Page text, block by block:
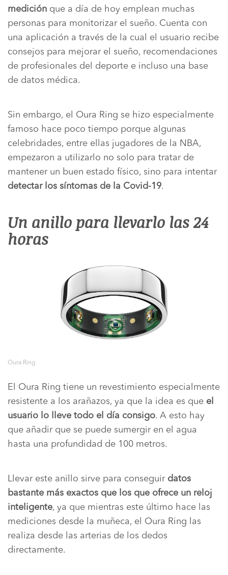
medición que a día de hoy emplean muchas
personas para monitorizar el sueño. Cuenta con
una aplicación a través de la cual el usuario recibe
consejos para mejorar el sueño, recomendaciones
de profesionales del deporte e incluso una base
de datos médica.
Sin embargo, el Oura Ring se hizo especialmente
famoso hace poco tiempo porque algunas
celebridades, entre ellas jugadores de la NBA,
empezaron a utilizarlo no solo para tratar de
mantener un buen estado físico, sino para intentar
detectar los síntomas de la Covid-19.
Un anillo para llevarlo las 24
horas
Oura Ring
El Oura Ring tiene un revestimiento especialmente
resistente a los arañazos, ya que la idea es que el
usuario lo lleve todo el día consigo. A esto hay
que añadir que se puede sumergir en el agua
hasta una profundidad de 100 metros.
Llevar este anillo sirve para conseguir datos
bastante más exactos que los que ofrece un reloj
inteligente, ya que mientras este último hace las
mediciones desde la muñeca, el Oura Ring las
realiza desde las arterias de los dedos
directamente.